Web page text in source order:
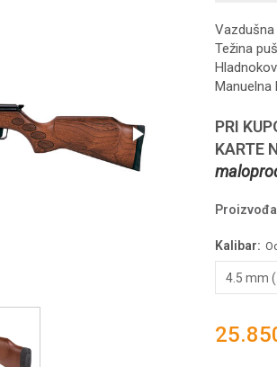
Težina
Manuelna
PRI
KARTE
Kalibar:
4.5 mm